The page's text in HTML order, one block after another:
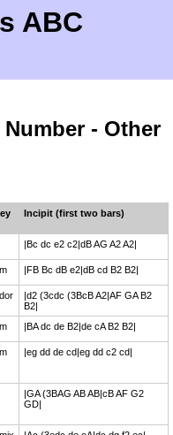
ABC
- Other
Incipit (first two bars)
|Bc dc e2 c2|dB AG A2 A2|
|FB Bc dB e2|dB cd B2 B2|
|d2 (3cdc (3BcB A2|AF GA B2
B2|
|BA dc de B2|de cA B2 B2|
|eg dd de cd|eg dd c2 cd|
|GA (3BAG AB AB|cB AF G2
GD|